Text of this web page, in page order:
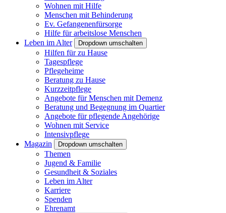
Wohnen mit Hilfe
Menschen mit Behinderung
Ev. Gefangenenfürsorge
Hilfe für arbeitslose Menschen
Leben im Alter
Dropdown umschalten
Hilfen für zu Hause
Tagespflege
Pflegeheime
Beratung zu Hause
Kurzzeitpflege
Angebote für Menschen mit Demenz
Beratung und Begegnung im Quartier
Angebote für pflegende Angehörige
Wohnen mit Service
Intensivpflege
Magazin
Dropdown umschalten
Themen
Jugend & Familie
Gesundheit & Soziales
Leben im Alter
Karriere
Spenden
Ehrenamt